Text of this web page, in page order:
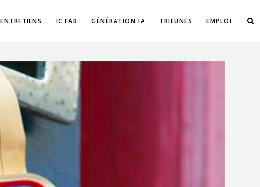
ENTRETIENS IC FAB GÉNÉRATION IA TRIBUNES EMPLOI